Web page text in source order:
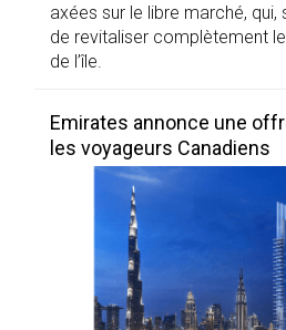
axées sur le libre marché,
de revitaliser complètement
de l’île.
Emirates annonce une
les voyageurs Canadiens